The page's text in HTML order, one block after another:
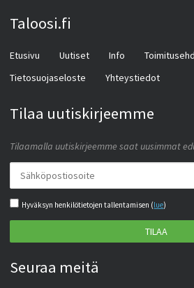
Taloosi.fi
Etusivu Uutiset Info
Tietosuojaseloste
Yhteystiedot
Tilaa uutiskirjeemme
Tilaamalla uutiskirjeemme saat uusimmat
Hyväksyn henkilötietojen tallentamisen (lue)
TILAA
Seuraa meitä